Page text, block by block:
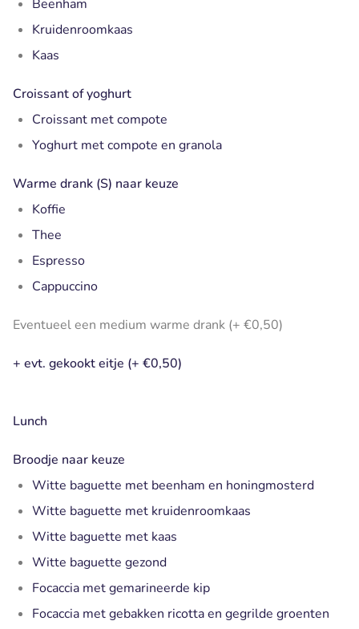
Beenham
Kruidenroomkaas
Kaas
Croissant of yoghurt
Croissant met compote
Yoghurt met compote en granola
Warme drank (S) naar keuze
Koffie
Thee
Espresso
Cappuccino
Eventueel een medium warme drank (+ €0,50)
+ evt. gekookt eitje (+ €0,50)
Lunch
Broodje naar keuze
Witte baguette met beenham en honingmosterd
Witte baguette met kruidenroomkaas
Witte baguette met kaas
Witte baguette gezond
Focaccia met gemarineerde kip
Focaccia met gebakken ricotta en gegrilde groenten